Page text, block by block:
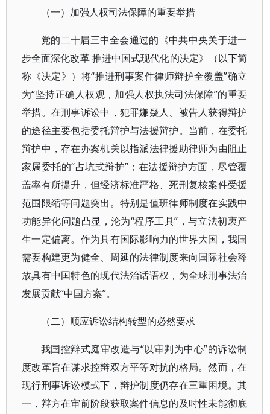
（一）加强人权司法保障的重要举措
党的二十届三中全会通过的《中共中央关于进一
步全面深化改革 推进中国式现代化的决定》（以下简
称《决定》）将“推进刑事案件律师辩护全覆盖”确立
为“坚持正确人权观，加强人权执法司法保障”的重要
举措。在刑事诉讼中，犯罪嫌疑人、被告人获得辩护
的途径主要包括委托辩护与法援辩护。当前，在委托
辩护中，存在办案机关以指派法律援助律师为由阻止
家属委托的“占坑式辩护”；在法援辩护方面，尽管覆
盖率有所提升，但经济标准严格、死刑复核案件受援
范围限缩等问题突出。特别是值班律师制度在实践中
功能异化问题凸显，沦为“程序工具”，与立法初衷产
生一定偏离。作为具有国际影响力的世界大国，我国
需要构建更为健全、周延的法律制度来向国际社会释
放具有中国特色的现代法治话语权，为全球刑事法治
发展贡献“中国方案”。
（二）顺应诉讼结构转型的必然要求
我国控辩式庭审改造与“以审判为中心”的诉讼制
度改革旨在谋求控辩双方平等对抗的格局。然而，在
现行刑事诉讼模式下，辩护制度仍存在三重困境。其
一，辩方在审前阶段获取案件信息的及时性未能彻底